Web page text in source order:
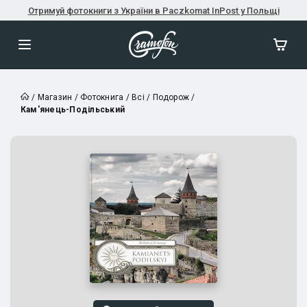
Отримуй фотокниги з України в Paczkomat InPost у Польщі
/ Магазин / Фотокнига / Всі / Подорож /
Кам'янець-Подільський